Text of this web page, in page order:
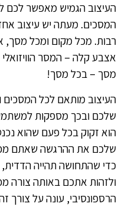
העיצוב הגמיש מאפשר לכם
המסכים. מעתה יש עיצוב
רבות. מכל מקום ומכל מסך,
אצבע קלה – המסר
מסך – בכל מסך!
העיצוב מותאם לכל המסכים
שלכם ובכך מספקות
הוא זקוק בכל פעם שהוא
שלכם את ההרגשה שאתם
כדי שהתחושה תהייה
ולזהות אתכם באותה צורה
הרספונסיבי, עונה על צורך